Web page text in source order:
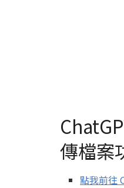
傳檔案
點我前往